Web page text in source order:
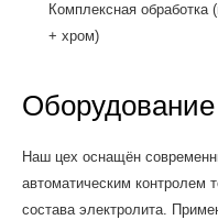
Комплексная обработка
+ хром)
Оборудование
Наш цех оснащён
автоматическим контролем
состава электролита.